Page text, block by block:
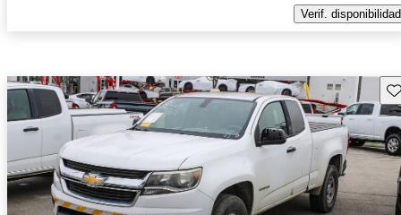
Verif. disponibilidad